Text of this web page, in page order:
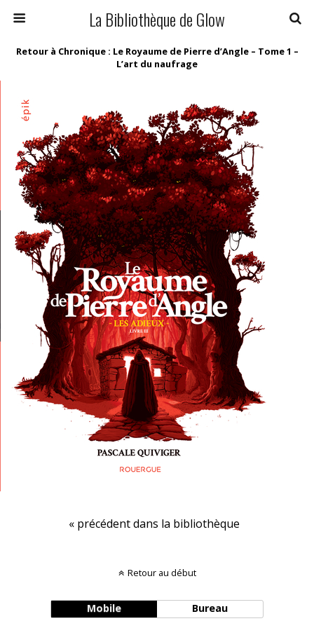
La Bibliothèque de Glow
Retour à Chronique : Le Royaume de Pierre d’Angle – Tome 1 –
L’art du naufrage
« précédent dans la bibliothèque
Retour au début
Mobile Bureau